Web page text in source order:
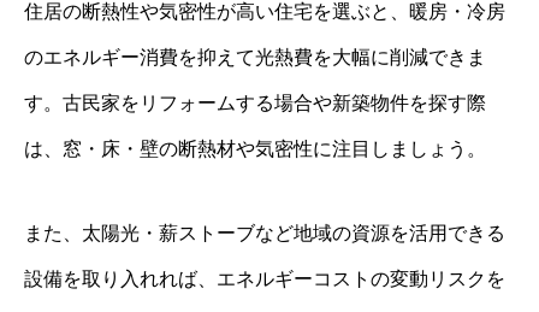
住居の断熱性や気密性が高い住宅を選ぶと、暖房・冷房
のエネルギー消費を抑えて光熱費を大幅に削減できま
す。古民家をリフォームする場合や新築物件を探す際
は、窓・床・壁の断熱材や気密性に注目しましょう。
また、太陽光・薪ストーブなど地域の資源を活用できる
設備を取り入れれば、エネルギーコストの変動リスクを